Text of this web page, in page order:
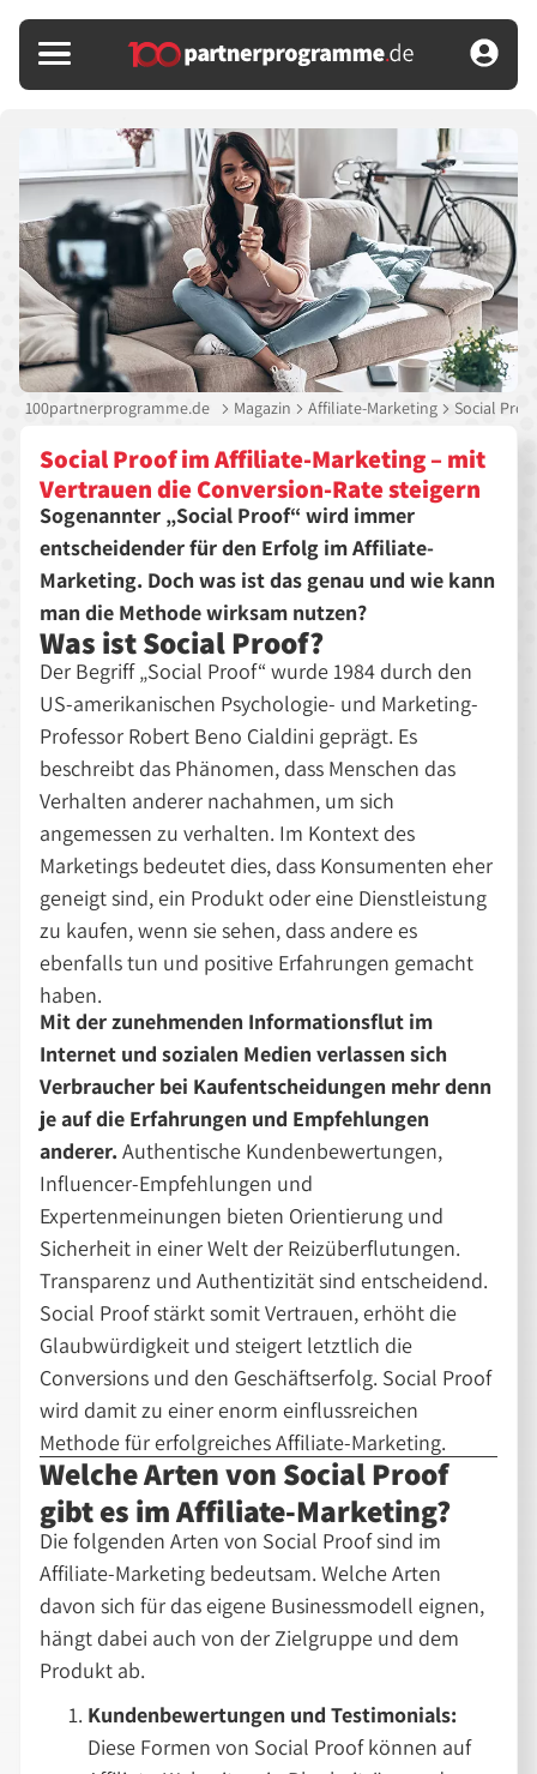
100partnerprogramme.de Magazin Affiliate-Marketing Social
Social Proof im Affiliate-Marketing – mit
Vertrauen die Conversion-Rate steigern
Sogenannter Social Proof wird immer
entscheidender für den Erfolg im Affiliate-
Marketing. Doch was ist das genau und wie kann
man die Methode wirksam nutzen?
Was ist Social Proof?
Der Begriff Social Proof wurde 1984 durch den
US-amerikanischen Psychologie- und Marketing-
Professor Robert Beno Cialdini geprägt. Es
beschreibt das Phänomen, dass Menschen das
Verhalten anderer nachahmen, um sich
angemessen zu verhalten. Im Kontext des
Marketings bedeutet dies, dass Konsumenten eher
geneigt sind, ein Produkt oder eine Dienstleistung
zu kaufen, wenn sie sehen, dass andere es
ebenfalls tun und positive Erfahrungen gemacht
haben.
Mit der zunehmenden Informationsflut im
Internet und sozialen Medien verlassen sich
Verbraucher bei Kaufentscheidungen mehr denn
je auf die Erfahrungen und Empfehlungen
anderer. Authentische Kundenbewertungen,
Influencer-Empfehlungen und
Expertenmeinungen bieten Orientierung und
Sicherheit in einer Welt der Reizüberflutungen.
Transparenz und Authentizität sind entscheidend.
Social Proof stärkt somit Vertrauen, erhöht die
Glaubwürdigkeit und steigert letztlich die
Conversions und den Geschäftserfolg. Social Proof
wird damit zu einer enorm einflussreichen
Methode für erfolgreiches Affiliate-Marketing.
Welche Arten von Social Proof
gibt es im Affiliate-Marketing?
Die folgenden Arten von Social Proof sind im
Affiliate-Marketing bedeutsam. Welche Arten
davon sich für das eigene Businessmodell eignen,
hängt dabei auch von der Zielgruppe und dem
Produkt ab.
Kundenbewertungen und Testimonials:
Diese Formen von Social Proof können auf